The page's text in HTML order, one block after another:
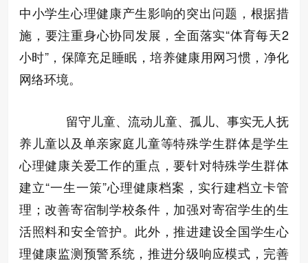
中小学生心理健康产生影响的突出问题，根据措
施，要注重身心协同发展，全面落实“体育每天2
小时”，保障充足睡眠，培养健康用网习惯，净化
网络环境。
留守儿童、流动儿童、孤儿、事实无人抚
养儿童以及单亲家庭儿童等特殊学生群体是学生
心理健康关爱工作的重点，要针对特殊学生群体
建立“一生一策”心理健康档案，实行建档立卡管
理；改善寄宿制学校条件，加强对寄宿学生的生
活照料和安全管护。此外，推进建设全国学生心
理健康监测预警系统，推进分级响应模式，完善